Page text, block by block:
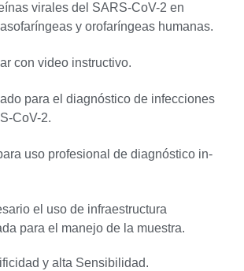
virales del SARS-CoV-2 en
y orofaríngeas humanas.
con video instructivo.
para el diagnóstico de infecciones
CoV-2.
uso profesional de diagnóstico in-
el uso de infraestructura
para el manejo de la muestra.
y alta Sensibilidad.